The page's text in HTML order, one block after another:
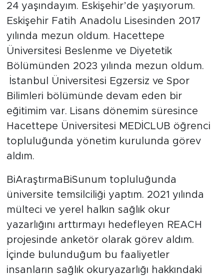
24 yaşındayım. Eskişehir’de yaşıyorum.
Eskişehir Fatih Anadolu Lisesinden 2017
yılında mezun oldum. Hacettepe
Üniversitesi Beslenme ve Diyetetik
Bölümünden 2023 yılında mezun oldum.
İstanbul Üniversitesi Egzersiz ve Spor
Bilimleri bölümünde devam eden bir
eğitimim var. Lisans dönemim süresince
Hacettepe Üniversitesi MEDİCLUB öğrenci
topluluğunda yönetim kurulunda görev
aldım.
BiAraştırmaBiSunum topluluğunda
üniversite temsilciliği yaptım. 2021 yılında
mülteci ve yerel halkın sağlık okur
yazarlığını arttırmayı hedefleyen REACH
projesinde anketör olarak görev aldım.
İçinde bulunduğum bu faaliyetler
insanların sağlık okuryazarlığı hakkındaki